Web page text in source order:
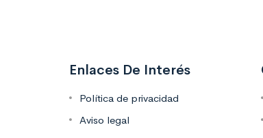
Enlaces De Interés
Política de privacidad
Aviso legal